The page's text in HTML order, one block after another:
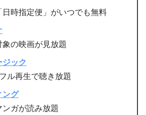
日時指定便」がいつでも無料
の映画が見放題
ジック
ル再生で聴き放題
ング
ガが読み放題